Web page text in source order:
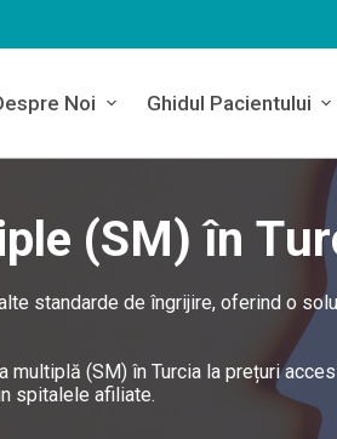
Noi Ghidul Pacientului
(SM) în
standarde de îngrijire, oferind o
(SM) în Turcia la prețuri
spitalele afiliate.